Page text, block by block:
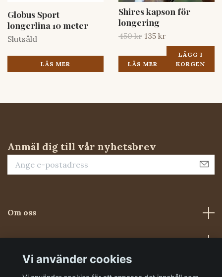
Globus Sport
longerlina 10 meter
Slutsåld
LÄS MER
Shires kapson för
longering
450 kr 135 kr
LÄS MER
LÄGG I
KORGEN
Anmäl dig till vår nyhetsbrev
Om oss
Kundtjänst
Vi använder cookies